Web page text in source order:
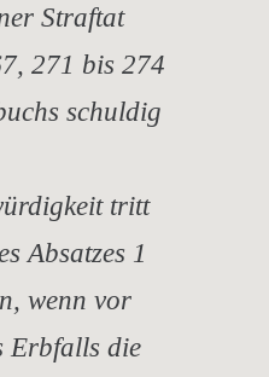
Straftat
271 bis 274
schuldig
tritt
Absatzes 1
wenn vor
Erbfalls die